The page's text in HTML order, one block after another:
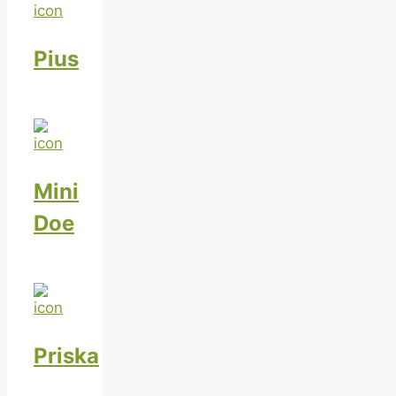
Pius
Mini
Doe
Priska